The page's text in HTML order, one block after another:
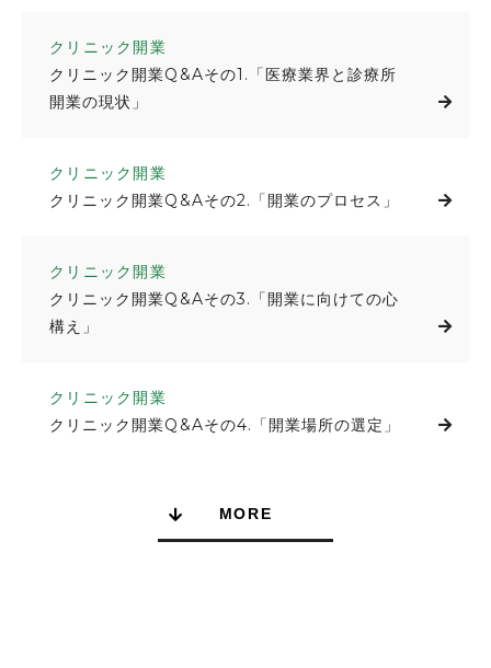
クリニック開業
クリニック開業Q&Aその1.「医療業界と診療所
開業の現状」
クリニック開業
クリニック開業Q&Aその2.「開業のプロセス」
クリニック開業
クリニック開業Q&Aその3.「開業に向けての心
構え」
クリニック開業
クリニック開業Q&Aその4.「開業場所の選定」
MORE